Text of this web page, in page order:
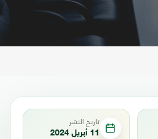
تاريخ النشر
11 أبريل 2024